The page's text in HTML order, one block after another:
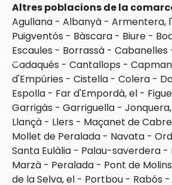
Altres poblacions de la
Agullana - Albanyà - Armentera, l'
Puigventós - Bàscara - Biure -
Escaules - Borrassà - Cabanelles
Cadaqués - Cantallops -
d'Empúries - Cistella - Colera -
Espolla - Far d'Empordà, el -
Garrigàs - Garriguella -
Llançà - Llers - Maçanet de
Mollet de Peralada - Navata -
Santa Eulàlia - Palau-saverdera -
Marzà - Peralada - Pont de Molins
de la Selva, el - Portbou - Rabós -